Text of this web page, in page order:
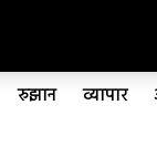
रुझान व्यापार